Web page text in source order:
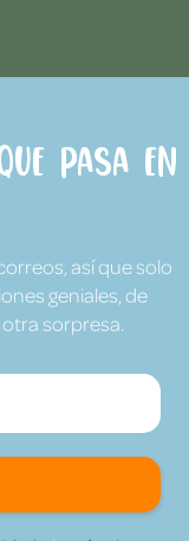
pasa en
así que solo
geniales, de
sorpresa.